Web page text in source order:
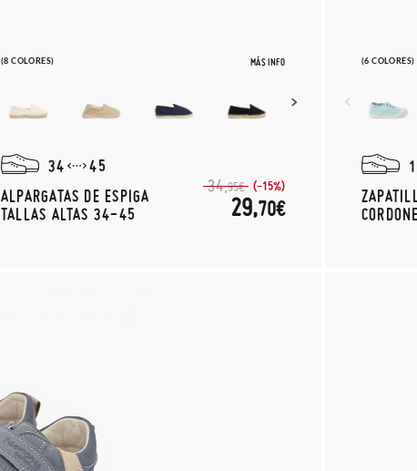
(8 COLORES) MÁS INFO
34
45
ALPARGATAS DE ESPIGA
TALLAS ALTAS 34-45
34,95€ (-15%)
29,70€
(6 COLORES)